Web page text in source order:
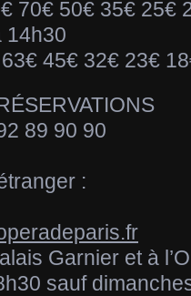
70€ 50€ 35€ 25€
14h30
45€ 32€ 23€
89 90 90
:
Garnier et à
sauf